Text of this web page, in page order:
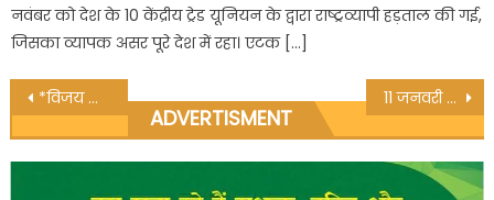
नवंबर को देश के 10 केंद्रीय ट्रेड यूनियन के द्वारा राष्ट्रव्यापी हड़ताल की गई,
जिसका व्यापक असर पूरे देश में रहा। एटक […]
Post
navigation
*विजय सिंह हो सकते हैं नपा पसान अध्यक्ष पद के प्रत्याशी* 11 जनवरी से शुरू होगी पसान क्षेत्र में नगर बस सेवा:- श्रीमती सुमन राजू गुप्ता
ADVERTISMENT